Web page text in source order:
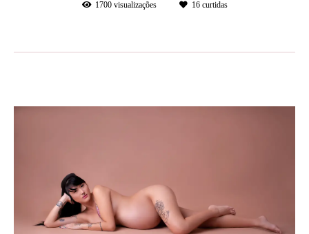
1700visualizações 16curtidas